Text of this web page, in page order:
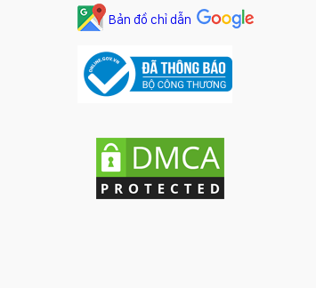
Bản đồ chỉ dẫn